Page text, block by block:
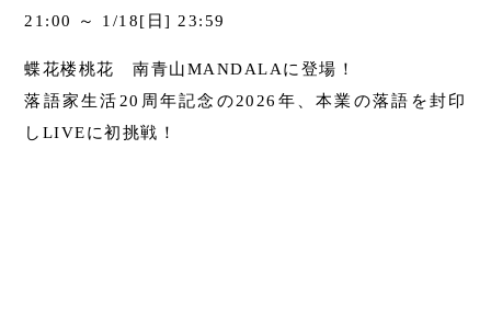
21:00 ～ 1/18[日] 23:59
蝶花楼桃花 南青山MANDALAに登場！
落語家生活20周年記念の2026年、本業の落語を封印
しLIVEに初挑戦！